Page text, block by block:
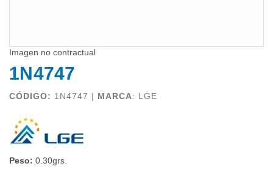
Imagen no contractual
1N4747
CÓDIGO: 1N4747 | MARCA: LGE
Peso: 0.30grs.